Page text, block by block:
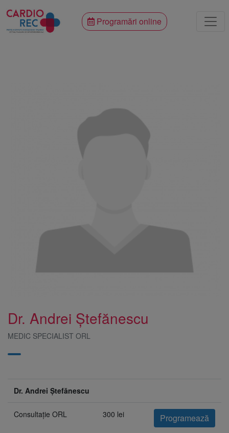
Programări online
Dr. Andrei Ștefănescu
MEDIC SPECIALIST ORL
Dr. Andrei Ștefănescu
Consultație ORL 300 lei Programează